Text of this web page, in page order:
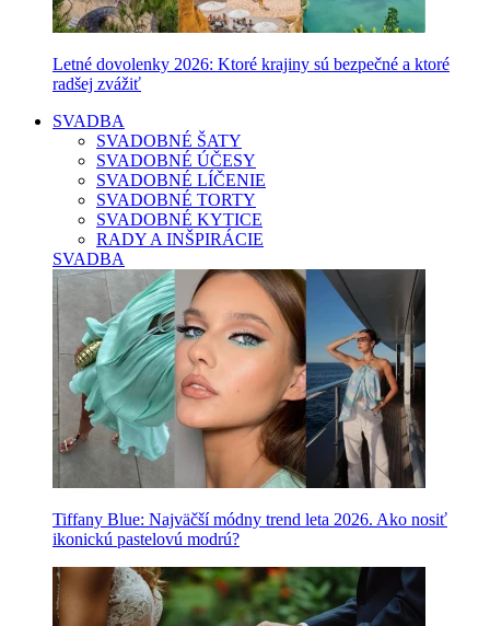
Letné dovolenky 2026: Ktoré krajiny sú bezpečné a ktoré
radšej zvážiť
SVADBA
SVADOBNÉ ŠATY
SVADOBNÉ ÚČESY
SVADOBNÉ LÍČENIE
SVADOBNÉ TORTY
SVADOBNÉ KYTICE
RADY A INŠPIRÁCIE
SVADBA
Tiffany Blue: Najväčší módny trend leta 2026. Ako nosiť
ikonickú pastelovú modrú?